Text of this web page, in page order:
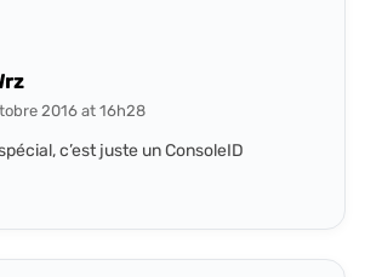
2016 at 16h28
c’est juste un ConsoleID